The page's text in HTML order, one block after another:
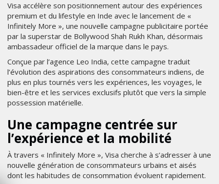
Visa accélère son positionnement autour des expériences
premium et du lifestyle en Inde avec le lancement de «
Infinitely More », une nouvelle campagne publicitaire portée
par la superstar de Bollywood Shah Rukh Khan, désormais
ambassadeur officiel de la marque dans le pays.
Conçue par l’agence Leo India, cette campagne traduit
l’évolution des aspirations des consommateurs indiens, de
plus en plus tournés vers les expériences, les voyages, le
bien-être et les services exclusifs plutôt que vers la simple
possession matérielle.
Une campagne centrée sur
l’expérience et la mobilité
À travers « Infinitely More », Visa cherche à s’adresser à une
nouvelle génération de consommateurs urbains et aisés
dont les habitudes de consommation évoluent rapidement.